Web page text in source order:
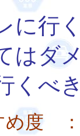
行
はダ
くべ
め度 ：